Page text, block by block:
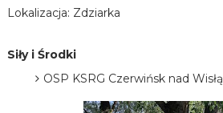
Lokalizacja: Zdziarka
Siły i Środki
OSP KSRG Czerwińsk nad Wisłą